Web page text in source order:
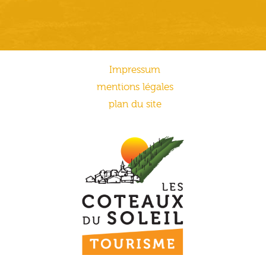
Impressum
mentions légales
plan du site